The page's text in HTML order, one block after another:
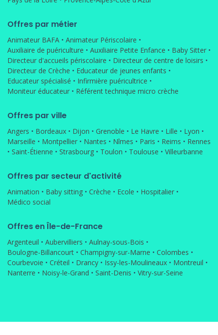
Offres par métier
Animateur BAFA • Animateur Périscolaire •
Auxiliaire de puériculture • Auxiliaire Petite Enfance • Baby Sitter •
Directeur d'accueils périscolaire • Directeur de centre de loisirs •
Directeur de Crèche • Educateur de jeunes enfants •
Educateur spécialisé • Infirmière puéricultrice •
Moniteur éducateur • Référent technique micro crèche
Offres par ville
Angers • Bordeaux • Dijon • Grenoble • Le Havre • Lille • Lyon •
Marseille • Montpellier • Nantes • Nîmes • Paris • Reims • Rennes
• Saint-Étienne • Strasbourg • Toulon • Toulouse • Villeurbanne
Offres par secteur d'activité
Animation • Baby sitting • Crèche • Ecole • Hospitalier •
Médico social
Offres en Île-de-France
Argenteuil • Aubervilliers • Aulnay-sous-Bois •
Boulogne-Billancourt • Champigny-sur-Marne • Colombes •
Courbevoie • Créteil • Drancy • Issy-les-Moulineaux • Montreuil •
Nanterre • Noisy-le-Grand • Saint-Denis • Vitry-sur-Seine